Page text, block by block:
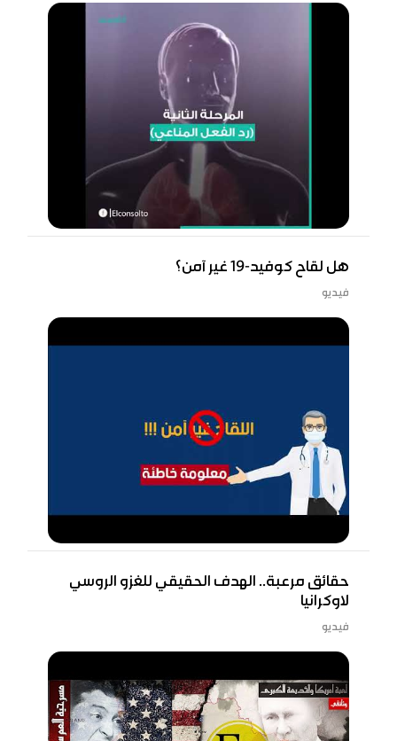
هل لقاح كوفيد-19 غير آمن؟
فيديو
حقائق مرعبة.. الهدف الحقيقي للغزو الروسي
لاوكرانيا
فيديو